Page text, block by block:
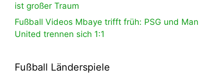
ist großer Traum
Fußball Videos Mbaye trifft früh: PSG und Man
United trennen sich 1:1
Fußball Länderspiele